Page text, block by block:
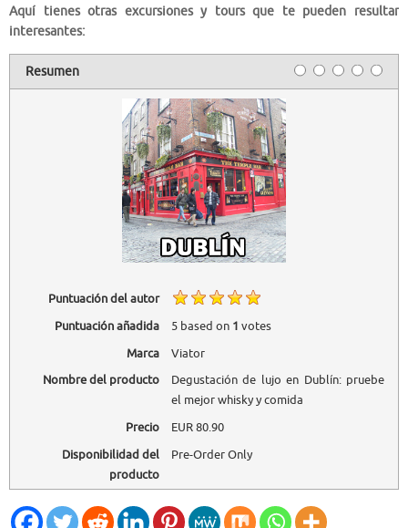
Aquí tienes otras excursiones y tours que te pueden resultar
interesantes:
Resumen
Puntuación del autor
Puntuación añadida
5based on 1 votes
Marca
Viator
Nombre del producto
Degustación de lujo en Dublín: pruebe
el mejor whisky y comida
Precio
EUR80.90
Disponibilidad del
producto
Pre-Order Only